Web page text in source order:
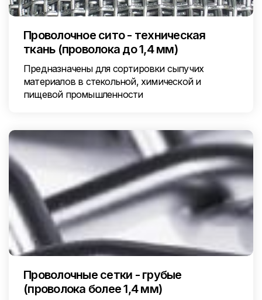
Проволочное сито - техническая
ткань (проволока до 1,4 мм)
Предназначены для сортировки сыпучих
материалов в стекольной, химической и
пищевой промышленности
Проволочные сетки - грубые
(проволока более 1,4 мм)